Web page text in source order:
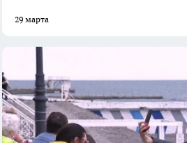
29 марта